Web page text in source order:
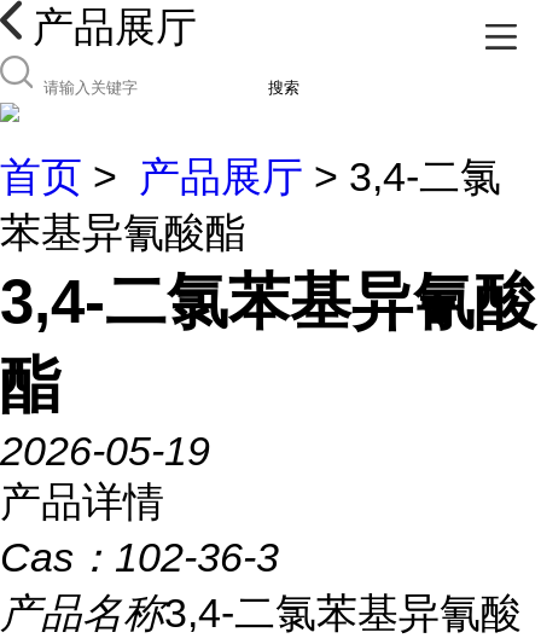
产品展厅
搜索
首页 > 产品展厅 > 3,4-二氯
苯基异氰酸酯
3,4-二氯苯基异氰酸
酯
2026-05-19
产品详情
Cas： 102-36-3
产品名称3,4-二氯苯基异氰酸